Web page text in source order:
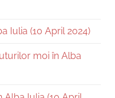
Iulia (10 April 2024)
moi în Alba